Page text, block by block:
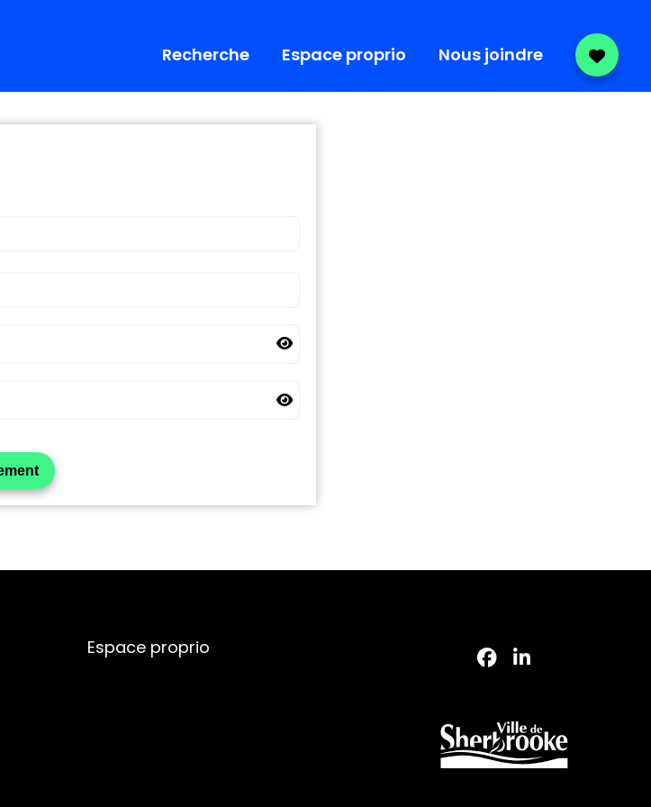
Recherche Espace proprio Nous joindre
Espace proprio